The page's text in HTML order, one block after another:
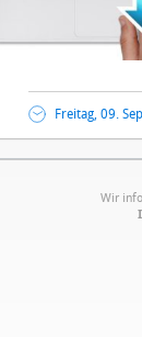
Freitag, 09.
Wir